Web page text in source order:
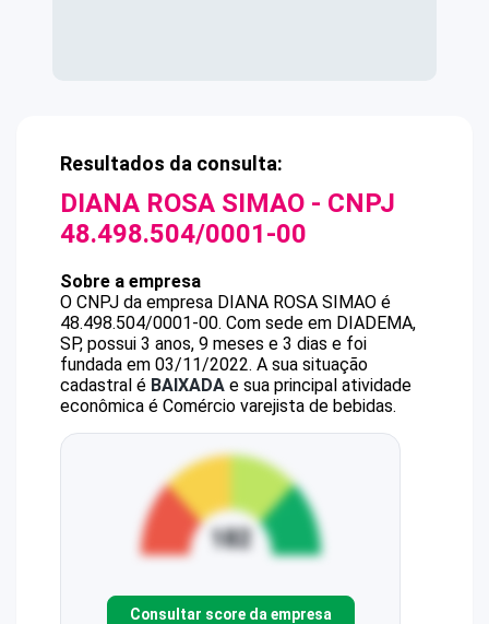
Resultados da consulta:
DIANA ROSA SIMAO - CNPJ
48.498.504/0001-00
Sobre a empresa
O CNPJ da empresa DIANA ROSA SIMAO é
48.498.504/0001-00. Com sede em DIADEMA,
SP, possui 3 anos, 9 meses e 3 dias e foi
fundada em 03/11/2022. A sua situação
cadastral é BAIXADA e sua principal atividade
econômica é Comércio varejista de bebidas.
Consultar score da empresa